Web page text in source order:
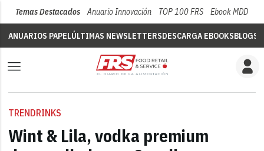
Temas Destacados Anuario Innovación TOP 100 FRS Ebook MDD
ANUARIOS PAPELÚLTIMAS NEWSLETTERSDESCARGA EBOOKSBLOGS
TRENDRINKS
Wint & Lila, vodka premium